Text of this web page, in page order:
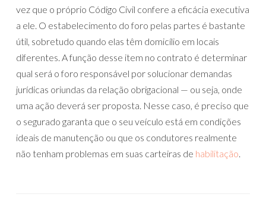
vez que o próprio Código Civil confere a eficácia executiva
a ele. O estabelecimento do foro pelas partes é bastante
útil, sobretudo quando elas têm domicílio em locais
diferentes. A função desse item no contrato é determinar
qual será o foro responsável por solucionar demandas
jurídicas oriundas da relação obrigacional — ou seja, onde
uma ação deverá ser proposta. Nesse caso, é preciso que
o segurado garanta que o seu veículo está em condições
ideais de manutenção ou que os condutores realmente
não tenham problemas em suas carteiras de habilitação.